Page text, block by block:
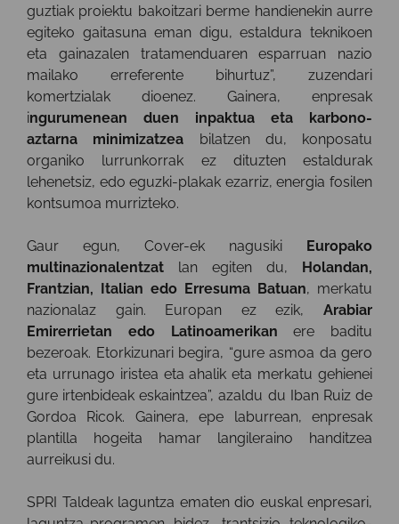
guztiak proiektu bakoitzari berme handienekin aurre
egiteko gaitasuna eman digu, estaldura teknikoen
eta gainazalen tratamenduaren esparruan nazio
mailako erreferente bihurtuz”, zuzendari
komertzialak dioenez. Gainera, enpresak
ingurumenean duen inpaktua eta karbono-
aztarna minimizatzea bilatzen du, konposatu
organiko lurrunkorrak ez dituzten estaldurak
lehenetsiz, edo eguzki-plakak ezarriz, energia fosilen
kontsumoa murrizteko.
Gaur egun, Cover-ek nagusiki Europako
multinazionalentzat lan egiten du, Holandan,
Frantzian, Italian edo Erresuma Batuan, merkatu
nazionalaz gain. Europan ez ezik, Arabiar
Emirerrietan edo Latinoamerikan ere baditu
bezeroak. Etorkizunari begira, “gure asmoa da gero
eta urrunago iristea eta ahalik eta merkatu gehienei
gure irtenbideak eskaintzea”, azaldu du Iban Ruiz de
Gordoa Ricok. Gainera, epe laburrean, enpresak
plantilla hogeita hamar langileraino handitzea
aurreikusi du.
SPRI Taldeak laguntza ematen dio euskal enpresari,